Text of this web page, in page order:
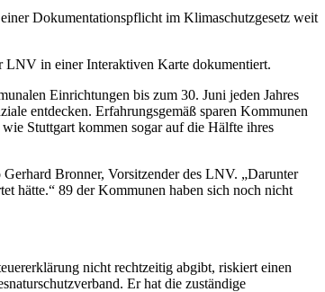
Dokumentationspflicht im Klimaschutzgesetz weit
LNV in einer Interaktiven Karte dokumentiert.
Einrichtungen bis zum 30. Juni jeden Jahres
entdecken. Erfahrungsgemäß sparen Kommunen
Stuttgart kommen sogar auf die Hälfte ihres
Bronner, Vorsitzender des LNV. „Darunter
hätte.“ 89 der Kommunen haben sich noch nicht
nicht rechtzeitig abgibt, riskiert einen
Er hat die zuständige